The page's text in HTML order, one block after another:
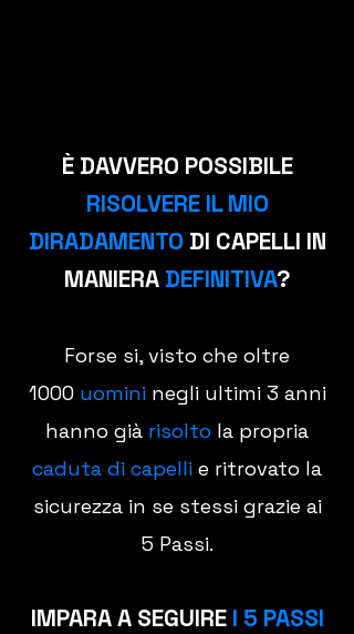
​È DAVVERO POSSIBILE
RISOLVERE IL MIO
DIRADAMENTO DI CAPELLI IN
MANIERA DEFINITIVA?
Forse si, visto che oltre
1000 uomininegli ultimi 3 anni
hanno già risolto la propria
caduta di capelli e ritrovato la
sicurezza in se stessi grazie ai
5 Passi.
​IMPARA A SEGUIRE I 5 PASSI